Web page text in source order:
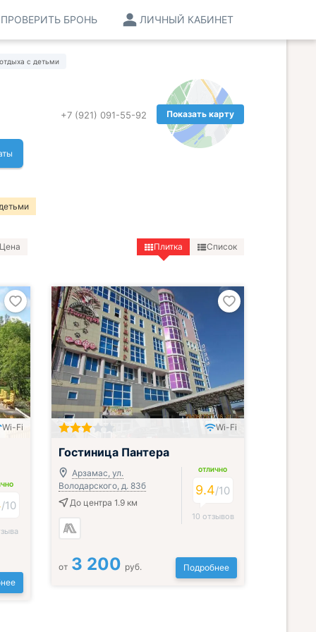
ЛИЧНЫЙ КАБИНЕТ
ПРОВЕРИТЬ БРОНЬ
с детьми
Показать карту
+7 (921) 091-55-92
Цена Плитка Список
Wi-Fi
/10
Wi-Fi
Гостиница Пантера
Арзамас, ул.
Володарского, д. 83б
До центра 1.9 км
ОТЛИЧНО
9.4/10
10 отзывов
от 3 200 руб. Подробнее